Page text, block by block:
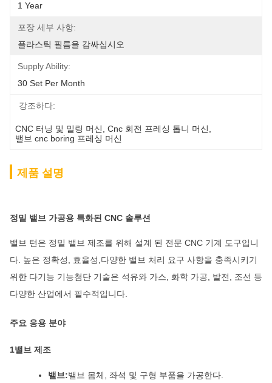
1 Year
포장 세부 사항:
플라스틱 필름을 감싸십시오
Supply Ability:
30 Set Per Month
강조하다:
CNC 터닝 및 밀링 머신 Cnc 회전 프레싱 톱니 머신
밸브 cnc boring 프레싱 머신
제품 설명
정밀 밸브 가공용 특화된 CNC 솔루션
밸브 턴은 정밀 밸브 제조를 위해 설계 된 전문 CNC 기계 도구입니
다. 높은 정확성, 효율성,다양한 밸브 처리 요구 사항을 충족시키기
위한 다기능 기능첨단 기술은 석유와 가스, 화학 가공, 발전, 조선 등
다양한 산업에서 필수적입니다.
주요 응용 분야
1밸브 제조
밸브:밸브 몸체, 좌석 및 구형 부품을 가공한다.